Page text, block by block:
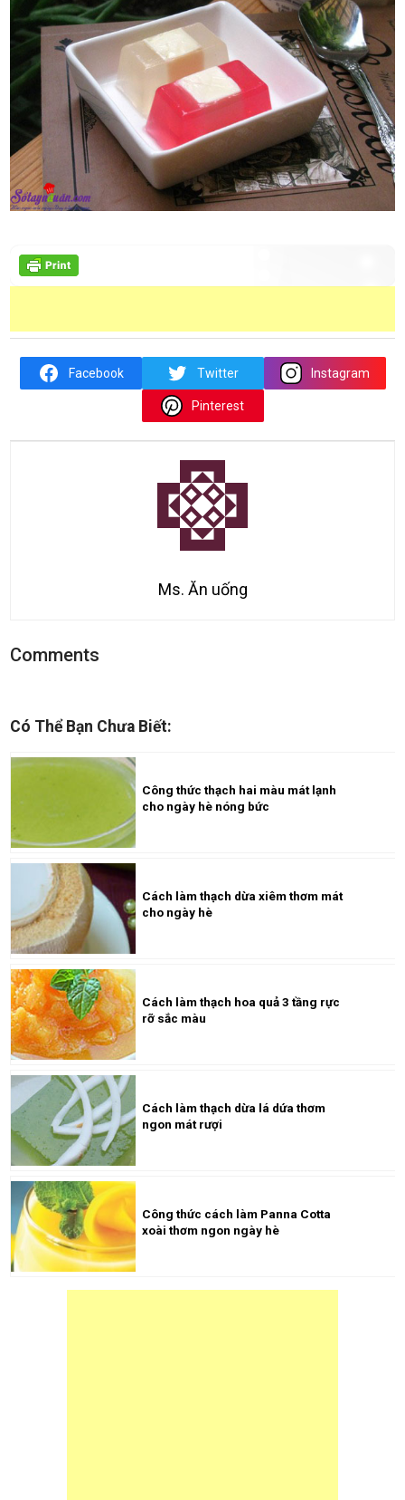
Facebook Twitter Instagram
Pinterest
Ms. Ăn uống
Comments
Có Thể Bạn Chưa Biết:
Công thức thạch hai màu mát lạnh
cho ngày hè nóng bức
Cách làm thạch dừa xiêm thơm mát
cho ngày hè
Cách làm thạch hoa quả 3 tầng rực
rỡ sắc màu
Cách làm thạch dừa lá dứa thơm
ngon mát rượi
Công thức cách làm Panna Cotta
xoài thơm ngon ngày hè